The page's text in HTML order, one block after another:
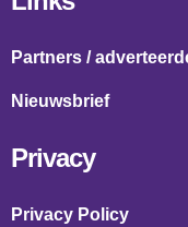
Partners /
Nieuwsbrief
Privacy
Privacy Policy